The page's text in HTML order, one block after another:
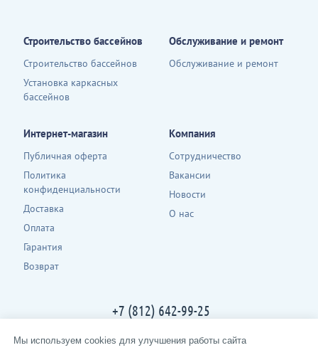
+7 (812) 642-99-25
Контакты
Строительство бассейнов
Строительство бассейнов
Установка каркасных
бассейнов
Обслуживание и ремонт
Обслуживание и ремонт
Интернет-магазин
Публичная оферта
Политика
конфиденциальности
Доставка
Оплата
Гарантия
Возврат
Компания
Сотрудничество
Вакансии
Новости
О нас
Мы используем cookies для улучшения работы сайта